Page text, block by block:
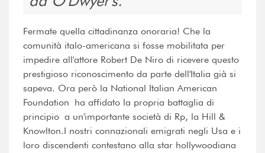
Fermate quella cittadinanza onoraria! Che la
comunità italo-americana si fosse mobilitata per
impedire all'attore Robert De Niro di ricevere questo
prestigioso riconoscimento da parte dell'Italia già si
sapeva. Ora però la National Italian American
Foundation ha affidato la propria battaglia di
principio a un'importante società di Rp, la Hill &
Knowlton.I nostri connazionali emigrati negli Usa e i
loro discendenti contestano alla star hollywoodiana